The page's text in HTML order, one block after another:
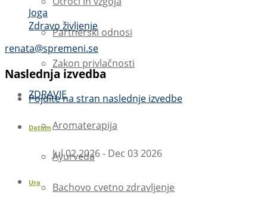
Partnerski odnosi
Zakon privlačnosti
ZDRAVJE
Aromaterapija
Ayurveda
Bachovo cvetno zdravljenje
Joga
Zdravo življenje
renata@spremeni.se
Naslednja izvedba
Pojdite na stran naslednje izvedbe
Datum
Jul 02 2026- Dec 03 2026
Ura